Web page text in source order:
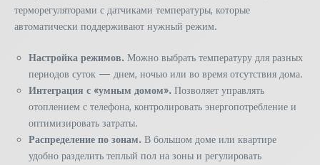
терморегуляторами с датчиками температуры, которые
автоматически поддерживают нужный режим.
Настройка режимов. Можно выбрать температуру для разных
периодов суток — днем, ночью или во время отсутствия дома.
Интеграция с «умным домом». Позволяет управлять
отоплением с телефона, контролировать энергопотребление и
оптимизировать затраты.
Распределение по зонам. В большом доме или квартире
удобно разделить теплый пол на зоны и регулировать